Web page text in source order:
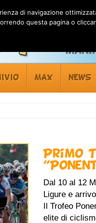
MAX NEWS
Primo
Dal 10 al 12
Ligure e
Il Trofeo
elite di
di navigazione
questa pagina o